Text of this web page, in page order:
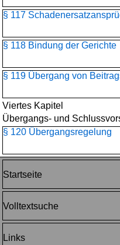
§ 117
§ 118 Bindung der Gerichte
§ 119 Übergang von
Viertes Kapitel
Übergangs- und
§ 120 Übergangsregelung
Startseite
Volltextsuche
Links